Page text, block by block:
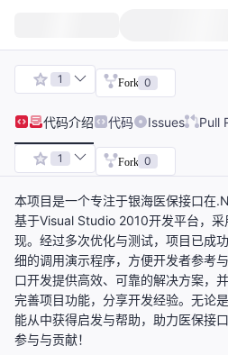
1 Fork 0
代码介绍 代码 Issues Pull
1 Fork 0
本项目是一个专注于银海医保接口在
基于Visual Studio 2010开发平台，
现。经过多次优化与测试，项目已成
细的调用演示程序，方便开发者参考
口开发提供高效、可靠的解决方案，
完善项目功能，分享开发经验。无论
能从中获得启发与帮助，助力医保接
参与与贡献！